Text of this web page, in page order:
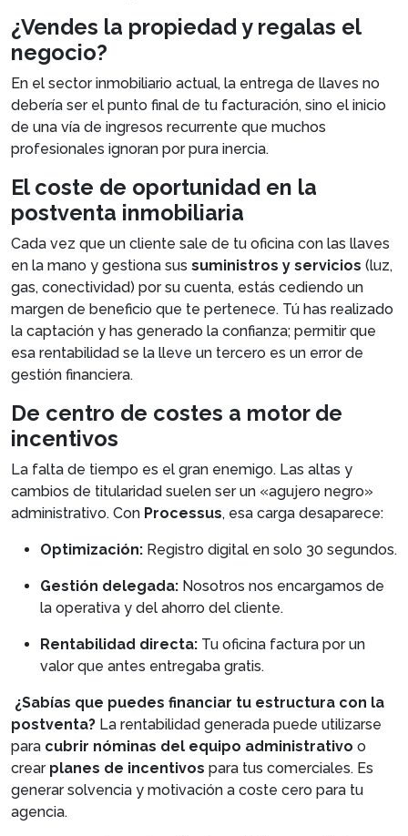
¿Vendes la propiedad y regalas el
negocio?
En el sector inmobiliario actual, la entrega de llaves no
debería ser el punto final de tu facturación, sino el inicio
de una vía de ingresos recurrente que muchos
profesionales ignoran por pura inercia.
El coste de oportunidad en la
postventa inmobiliaria
Cada vez que un cliente sale de tu oficina con las llaves
en la mano y gestiona sus suministros y servicios (luz,
gas, conectividad) por su cuenta, estás cediendo un
margen de beneficio que te pertenece. Tú has realizado
la captación y has generado la confianza; permitir que
esa rentabilidad se la lleve un tercero es un error de
gestión financiera.
De centro de costes a motor de
incentivos
La falta de tiempo es el gran enemigo. Las altas y
cambios de titularidad suelen ser un «agujero negro»
administrativo. Con Processus, esa carga desaparece:
Optimización: Registro digital en solo 30 segundos.
Gestión delegada: Nosotros nos encargamos de
la operativa y del ahorro del cliente.
Rentabilidad directa: Tu oficina factura por un
valor que antes entregaba gratis.
¿Sabías que puedes financiar tu estructura con la
postventa? La rentabilidad generada puede utilizarse
para cubrir nóminas del equipo administrativo o
crear planes de incentivos para tus comerciales. Es
generar solvencia y motivación a coste cero para tu
agencia.